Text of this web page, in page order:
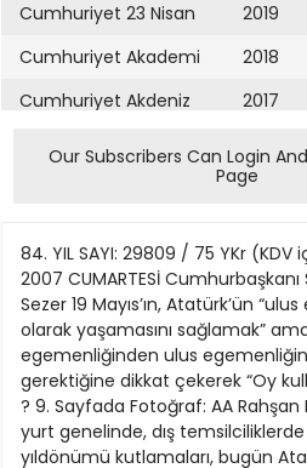
Cumhuriyet 23 Nisan
Cumhuriyet Akademi
Cumhuriyet Akdeniz
Cumhuriyet Alışveriş
Cumhuriyet Ankara
Cumhuriyet Büyük
Taaruz
Cumhuriyet
Cumartesi
Cumhuriyet Çevre
2019
2018
2017
2016
2015
2013
2012
2011
2010
2009
Our Subscribers Can Login
Page
84. YIL SAYI: 29809 / 75 YKr (KDV
2007 CUMARTESİ
Sezer 19 Mayıs’ın, Atatürk’ün
olarak yaşamasını sağlamak”
egemenliğinden ulus
gerektiğine dikkat çekerek “Oy
? 9. Sayfada Fotoğraf: AA
yurt genelinde, dış temsilciliklerde
yıldönümü kutlamaları, bugün